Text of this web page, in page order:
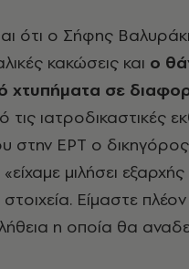
ότι ο Σήφης
κακώσεις και ο
χτυπήματα σε
τις ιατροδικαστικές
στην ΕΡΤ ο δικηγόρος
μιλήσει
Είμαστε
η οποία θα